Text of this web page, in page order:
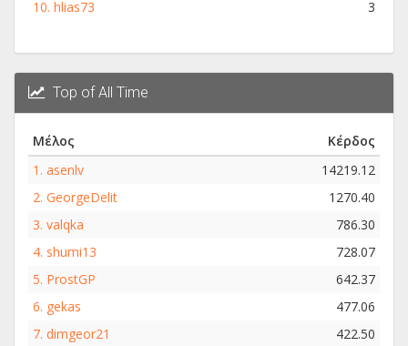
10. hlias73 3
Top of All Time
Μέλος
Κέρδος
1. asenlv
14219.12
2. GeorgeDelit
1270.40
3. valqka
786.30
4. shumi13
728.07
5. ProstGP
642.37
6. gekas
477.06
7. dimgeor21
422.50